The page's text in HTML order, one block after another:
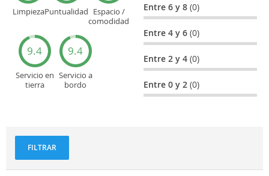
LimpiezaPuntualidad Espacio /
comodidad
9.4
Servicio en
tierra
9.4
Servicio a
bordo
Entre 6 y 8(0)
Entre 4 y 6(0)
Entre 2 y 4(0)
Entre 0 y 2(0)
FILTRAR